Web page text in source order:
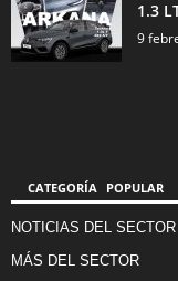
1.3
9
CATEGORÍA POPULAR
NOTICIAS DEL SECTOR
MÁS DEL SECTOR